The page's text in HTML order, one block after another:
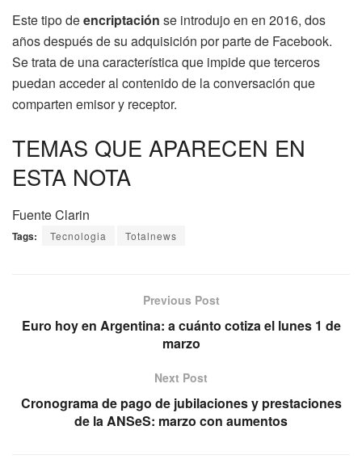
Este tipo deencriptación se introdujo en en 2016, dos
años después de su adquisición por parte de Facebook.
Se trata de una característica que impide que terceros
puedan acceder al contenido de la conversación que
comparten emisor y receptor.
TEMAS QUE APARECEN EN
ESTA NOTA
Fuente Clarin
Tags: Tecnologia Totalnews
Previous Post
Euro hoy en Argentina: a cuánto cotiza el lunes 1 de
marzo
Next Post
Cronograma de pago de jubilaciones y prestaciones
de la ANSeS: marzo con aumentos